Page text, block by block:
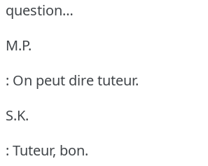
question…
M.P.
: On peut dire tuteur.
S.K.
: Tuteur, bon.